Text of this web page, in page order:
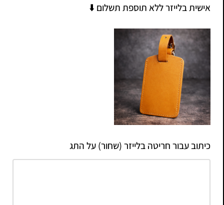
אישית בלייזר ללא תוספת תשלום ⬇️
כיתוב עבור חריטה בלייזר (שחור) על התג